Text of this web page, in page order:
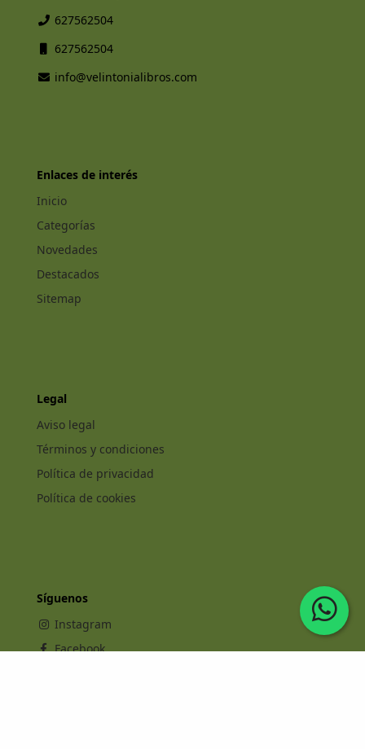
627562504
627562504
info@velintonialibros.com
Enlaces de interés
Inicio
Categorías
Novedades
Destacados
Sitemap
Legal
Aviso legal
Términos y condiciones
Política de privacidad
Política de cookies
Síguenos
Instagram
Facebook